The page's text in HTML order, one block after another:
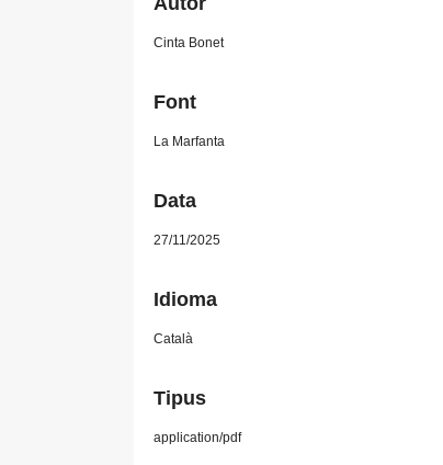
Cinta Bonet
Font
La Marfanta
Data
27/11/2025
Idioma
Català
Tipus
application/pdf